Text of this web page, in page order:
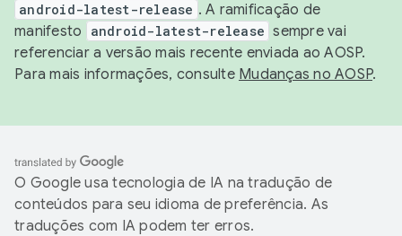
android-latest-release . A ramificação de
manifesto
android-latest-release sempre vai
referenciar a versão mais recente enviada ao AOSP.
Para mais informações, consulte Mudanças no AOSP.
O Google usa tecnologia de IA na tradução de
conteúdos para seu idioma de preferência. As
traduções com IA podem ter erros.